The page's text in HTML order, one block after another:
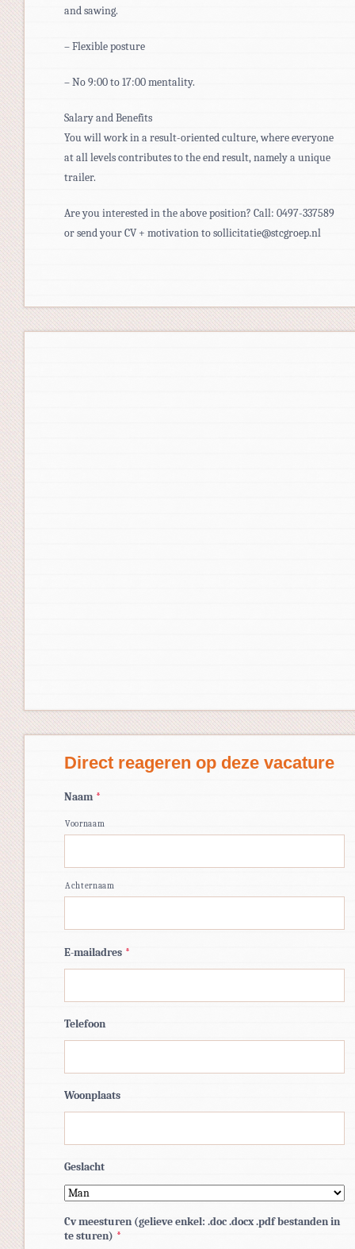
and sawing.
– Flexible posture
– No 9:00 to 17:00 mentality.
Salary and Benefits
You will work in a result-oriented culture, where everyone
at all levels contributes to the end result, namely a unique
trailer.
Are you interested in the above position? Call: 0497-337589
or send your CV + motivation to sollicitatie@stcgroep.nl
Direct reageren op deze vacature
Naam *
Voornaam
Achternaam
E-mailadres *
Telefoon
Woonplaats
Geslacht
Cv meesturen (gelieve enkel: .doc .docx .pdf bestanden in
te sturen) *